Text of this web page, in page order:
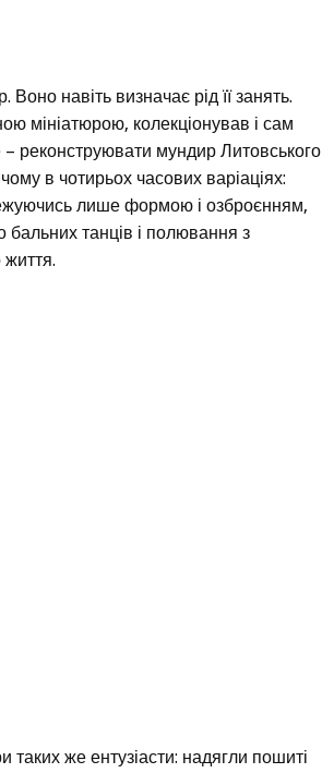
навіть визначає рід її занять.
мініатюрою, колекціонував і сам
реконструювати мундир Литовського
в чотирьох часових варіаціях:
лише формою і озброєнням,
бальних танців і полювання з
таких же ентузіасти: надягли пошиті